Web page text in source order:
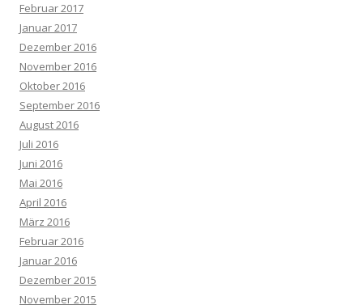
Februar 2017
Januar 2017
Dezember 2016
November 2016
Oktober 2016
September 2016
August 2016
Juli 2016
Juni 2016
Mai 2016
April 2016
März 2016
Februar 2016
Januar 2016
Dezember 2015
November 2015